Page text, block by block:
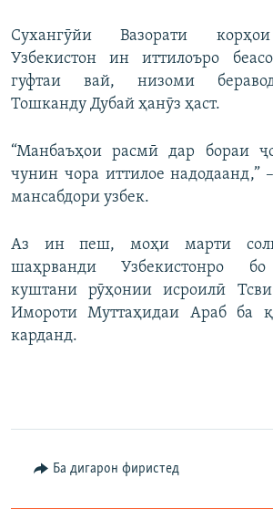
Сухангӯйи Вазорати
Узбекистон ин иттилоъро
гуфтаи вай, низоми
Тошканду Дубай ҳанӯз ҳаст.
“Манбаъҳои расмӣ дар бораи
чунин чора иттилое надодаанд,”
мансабдори узбек.
Аз ин пеш, моҳи марти
шаҳрванди Узбекистонро
куштани рӯҳонии исроилӣ
Имороти Муттаҳидаи Араб ба
карданд.
Ба дигарон фиристед